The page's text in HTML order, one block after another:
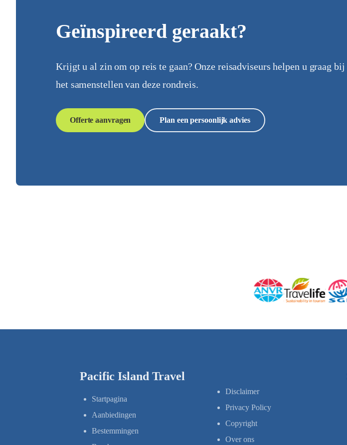
Geïnspireerd geraakt?
Krijgt u al zin om op reis te gaan? Onze reisadviseurs helpen u graag bij
het samenstellen van deze rondreis.
Offerte aanvragen Plan een persoonlijk advies
Pacific Island Travel
Startpagina
Aanbiedingen
Bestemmingen
Disclaimer
Privacy Policy
Copyright
Over ons